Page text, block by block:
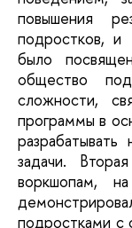
повышения
подростков, и
было
общество
сложности,
программы в
задачи.
воркшопам,
подростками